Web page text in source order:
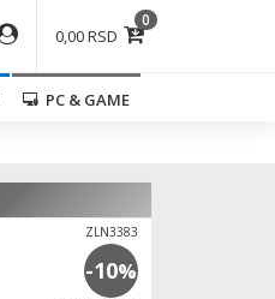
0,00 RSD
0
PC & GAME
ZLN3383
-10%